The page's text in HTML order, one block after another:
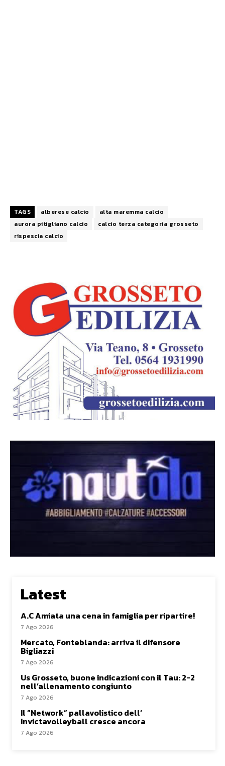
TAGS alberese calcio
alta maremma calcio
aurora pitigliano calcio
calcio terza categoria grosseto
rispescia calcio
Latest
A.C Amiata una cena in famiglia per ripartire!
7 Ago 2026
Mercato, Fonteblanda: arriva il difensore
Bigliazzi
7 Ago 2026
Us Grosseto, buone indicazioni con il Tau: 2-2
nell’allenamento congiunto
7 Ago 2026
Il ”Network” pallavolistico dell’
Invictavolleyball cresce ancora
7 Ago 2026